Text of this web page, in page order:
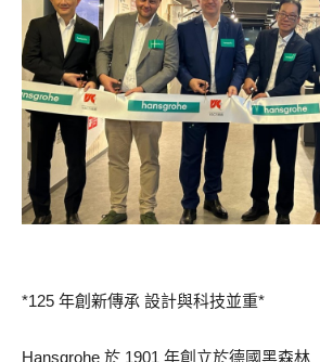
*125 年創新傳承 設計與科技並重*
Hansgrohe 於 1901 年創立於德國黑森林